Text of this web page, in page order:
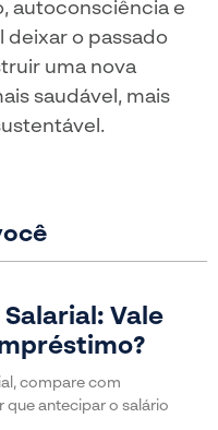
autoconsciência e
deixar o passado
uma nova
saudável, mais
Vale
compare com
antecipar o salário